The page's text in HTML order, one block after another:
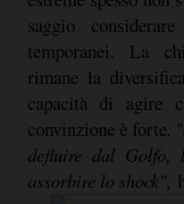
saggio
temporanei. La
rimane la
capacità di agire
convinzione è forte. "
defluire dal Golfo,
assorbire lo shock",